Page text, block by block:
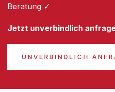
Beratung ✓
Jetzt unverbindlich
UNVERBINDLICH